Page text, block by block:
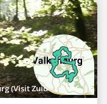
(Visit Zuid-Limburg)